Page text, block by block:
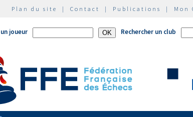
Plan du site | Contact | Publications | Mon
joueur Rechercher un club